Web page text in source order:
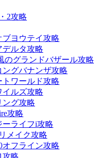
2攻略
ブヨウテイ攻略
デルタ攻略
のグランドバザール攻略
ングバナンザ攻略
トワールド攻略
イルズ攻略
ング攻略
攻略
ーライフi攻略
メイク攻略
オフライン攻略
攻略